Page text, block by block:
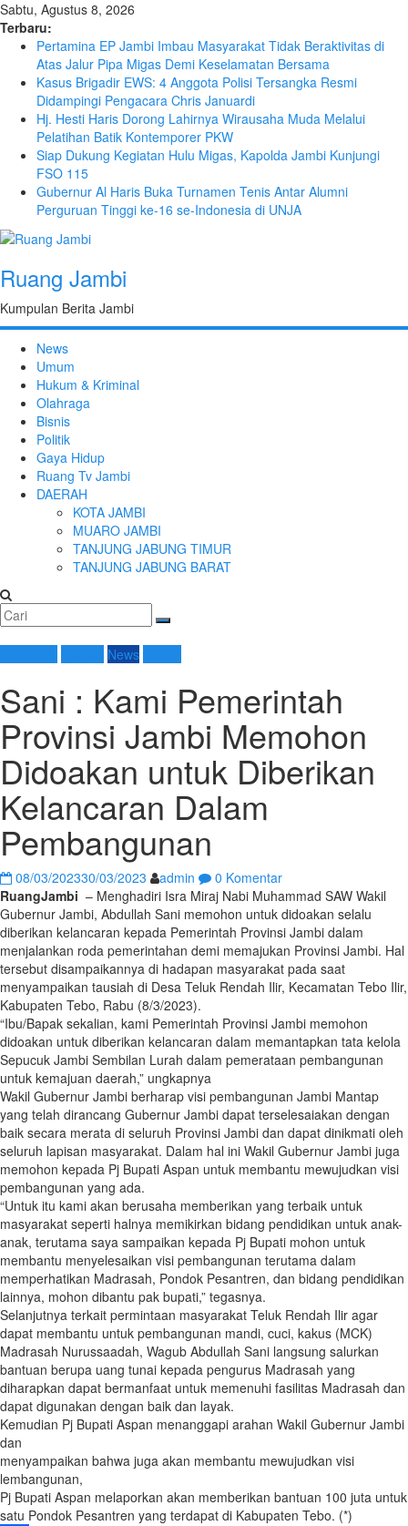
Sabtu, Agustus 8, 2026
Terbaru:
Pertamina EP Jambi Imbau Masyarakat Tidak Beraktivitas di
Atas Jalur Pipa Migas Demi Keselamatan Bersama
Kasus Brigadir EWS: 4 Anggota Polisi Tersangka Resmi
Didampingi Pengacara Chris Januardi
Hj. Hesti Haris Dorong Lahirnya Wirausaha Muda Melalui
Pelatihan Batik Kontemporer PKW
Siap Dukung Kegiatan Hulu Migas, Kapolda Jambi Kunjungi
FSO 115
Gubernur Al Haris Buka Turnamen Tenis Antar Alumni
Perguruan Tinggi ke-16 se-Indonesia di UNJA
Ruang Jambi
Kumpulan Berita Jambi
News
Umum
Hukum & Kriminal
Olahraga
Bisnis
Politik
Gaya Hidup
Ruang Tv Jambi
DAERAH
KOTA JAMBI
MUARO JAMBI
TANJUNG JABUNG TIMUR
TANJUNG JABUNG BARAT
News
Sani : Kami Pemerintah
Provinsi Jambi Memohon
Didoakan untuk Diberikan
Kelancaran Dalam
Pembangunan
08/03/202330/03/2023 admin
0 Komentar
RuangJambi – Menghadiri Isra Miraj Nabi Muhammad SAW Wakil
Gubernur Jambi, Abdullah Sani memohon untuk didoakan selalu
diberikan kelancaran kepada Pemerintah Provinsi Jambi dalam
menjalankan roda pemerintahan demi memajukan Provinsi Jambi. Hal
tersebut disampaikannya di hadapan masyarakat pada saat
menyampaikan tausiah di Desa Teluk Rendah Ilir, Kecamatan Tebo Ilir,
Kabupaten Tebo, Rabu (8/3/2023).
“Ibu/Bapak sekalian, kami Pemerintah Provinsi Jambi memohon
didoakan untuk diberikan kelancaran dalam memantapkan tata kelola
Sepucuk Jambi Sembilan Lurah dalam pemerataan pembangunan
untuk kemajuan daerah,” ungkapnya
Wakil Gubernur Jambi berharap visi pembangunan Jambi Mantap
yang telah dirancang Gubernur Jambi dapat terselesaiakan dengan
baik secara merata di seluruh Provinsi Jambi dan dapat dinikmati oleh
seluruh lapisan masyarakat. Dalam hal ini Wakil Gubernur Jambi juga
memohon kepada Pj Bupati Aspan untuk membantu mewujudkan visi
pembangunan yang ada.
“Untuk itu kami akan berusaha memberikan yang terbaik untuk
masyarakat seperti halnya memikirkan bidang pendidikan untuk anak-
anak, terutama saya sampaikan kepada Pj Bupati mohon untuk
membantu menyelesaikan visi pembangunan terutama dalam
memperhatikan Madrasah, Pondok Pesantren, dan bidang pendidikan
lainnya, mohon dibantu pak bupati,” tegasnya.
Selanjutnya terkait permintaan masyarakat Teluk Rendah Ilir agar
dapat membantu untuk pembangunan mandi, cuci, kakus (MCK)
Madrasah Nurussaadah, Wagub Abdullah Sani langsung salurkan
bantuan berupa uang tunai kepada pengurus Madrasah yang
diharapkan dapat bermanfaat untuk memenuhi fasilitas Madrasah dan
dapat digunakan dengan baik dan layak.
Kemudian Pj Bupati Aspan menanggapi arahan Wakil Gubernur Jambi
dan
menyampaikan bahwa juga akan membantu mewujudkan visi
lembangunan,
Pj Bupati Aspan melaporkan akan memberikan bantuan 100 juta untuk
satu Pondok Pesantren yang terdapat di Kabupaten Tebo. (*)